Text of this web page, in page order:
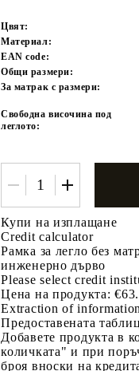
Цвят:
Материал:
EAN code:
Общи размери:
За матрак с размери:
Свободна височина под
леглото:
Купи на изплащане
Credit calculator
Рамка за легло без
инженерно дърво
Please select credit
Цена на продукта:
Extraction of
Предоставената
Добавете продукта в
количката" и при
броя вноски на